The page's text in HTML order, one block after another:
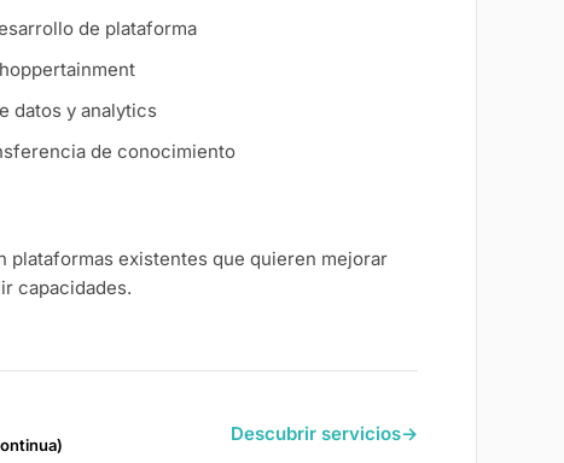
de plataforma
datos y analytics
de conocimiento
plataformas existentes que quieren mejorar
capacidades.
Descubrir servicios→